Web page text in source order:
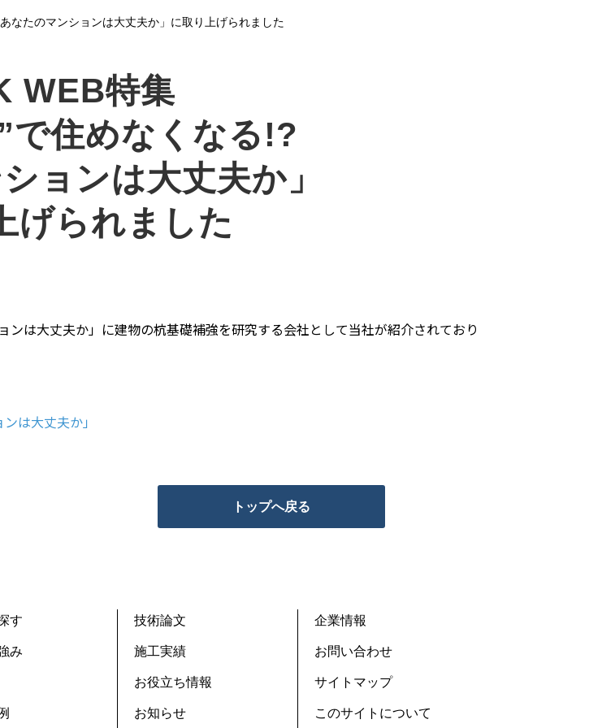
なたのマンションは大丈夫か」に取り上げられました
WEB特集
で住めなくなる!?
ョンは大丈夫か」
げられました
は大丈夫か」に建物の杭基礎補強を研究する会社として当社が紹介されており
は大丈夫か」
トップへ戻る
す
み
技術論文
施工実績
お役立ち情報
お知らせ
企業情報
お問い合わせ
サイトマップ
このサイトについて